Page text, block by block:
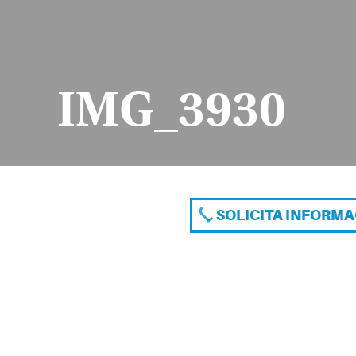
IMG_3930
SOLICITA